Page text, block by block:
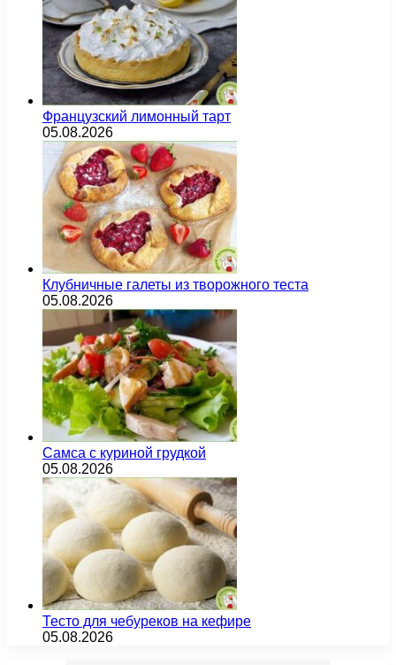
Французский лимонный тарт
05.08.2026
Клубничные галеты из творожного теста
05.08.2026
Самса с куриной грудкой
05.08.2026
Тесто для чебуреков на кефире
05.08.2026